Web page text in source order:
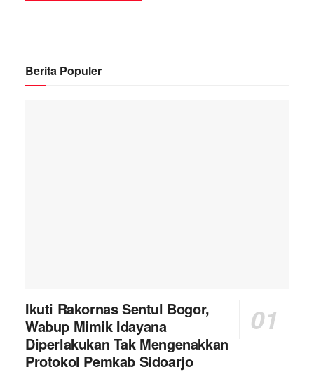
Berita Populer
Ikuti Rakornas Sentul Bogor,
Wabup Mimik Idayana
Diperlakukan Tak Mengenakkan
Protokol Pemkab Sidoarjo